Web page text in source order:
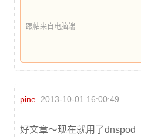
跟帖来自电脑端
pine 2013-10-01 16:00:49
好文章～现在就用了dnspod